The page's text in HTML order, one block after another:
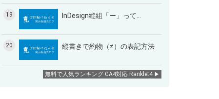
19 InDesign縦組「ー」って…
20 縦書きで約物（≠）の表記方法
無料で人気ランキング GA4対応 Ranklet4